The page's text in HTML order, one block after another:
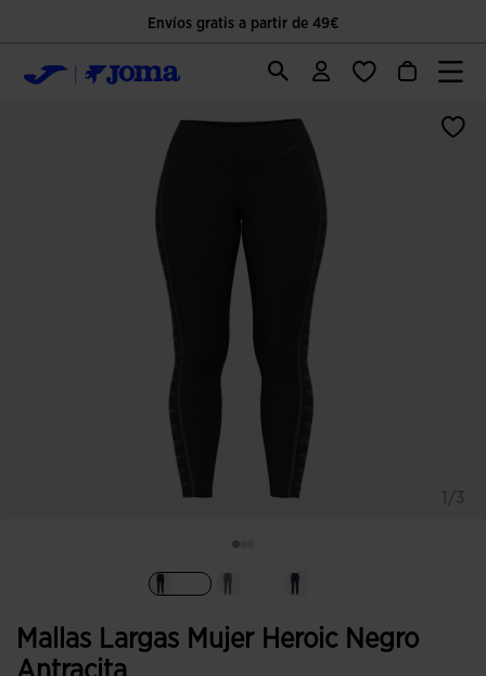
Envíos gratis a partir de 49€
Mallas Largas Mujer Heroic Negro